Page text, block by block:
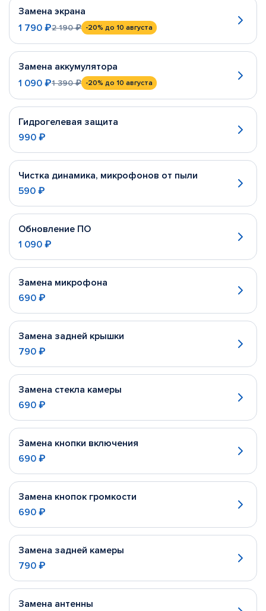
Замена экрана
1 790 ₽2 190 ₽ -20% до 10 августа
Замена аккумулятора
1 090 ₽1 390 ₽ -20% до 10 августа
Гидрогелевая защита
990 ₽
Чистка динамика, микрофонов от пыли
590 ₽
Обновление ПО
1 090 ₽
Замена микрофона
690 ₽
Замена задней крышки
790 ₽
Замена стекла камеры
690 ₽
Замена кнопки включения
690 ₽
Замена кнопок громкости
690 ₽
Замена задней камеры
790 ₽
Замена антенны